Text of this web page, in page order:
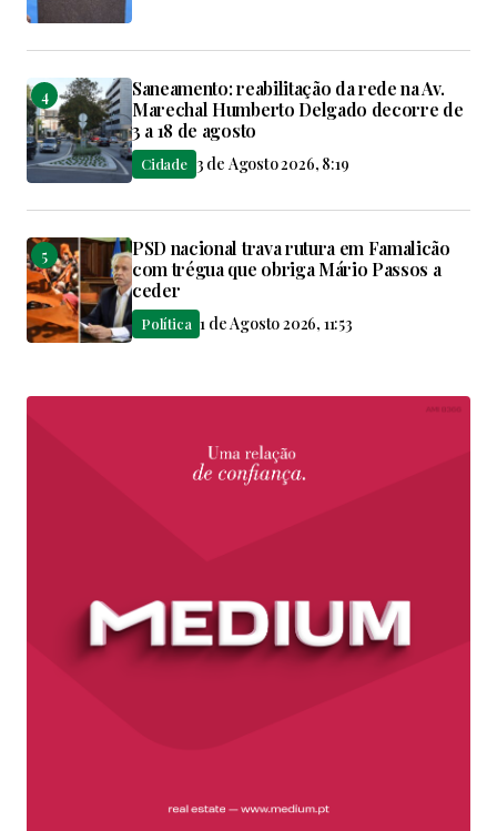
Saneamento: reabilitação da rede na Av.
Marechal Humberto Delgado decorre de
3 a 18 de agosto
Cidade 3 de Agosto 2026, 8:19
PSD nacional trava rutura em Famalicão
com trégua que obriga Mário Passos a
ceder
Política 1 de Agosto 2026, 11:53